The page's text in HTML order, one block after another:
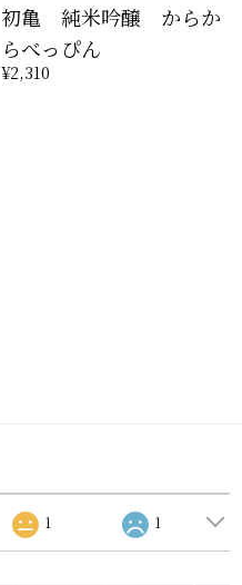
初亀 純米吟醸 からか
らべっぴん
¥2,310
1 1